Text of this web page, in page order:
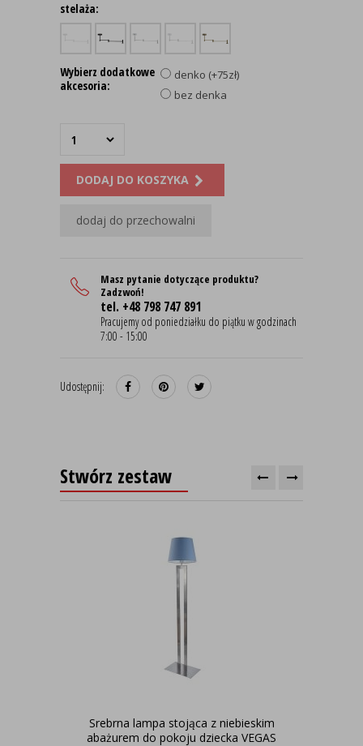
stelaża:
Wybierz dodatkowe
akcesoria:
denko (+75zł)
bez denka
DODAJ DO KOSZYKA
dodaj do przechowalni
Masz pytanie dotyczące produktu?
Zadzwoń!
tel. +48 798 747 891
Pracujemy od poniedziałku do piątku w godzinach
7:00 - 15:00
Udostępnij:
Stwórz zestaw
Srebrna lampa stojąca z niebieskim
abażurem do pokoju dziecka VEGAS